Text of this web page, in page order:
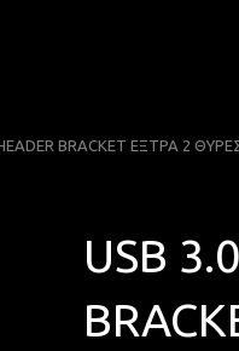
BRACKET ΕΞΤΡΑ 2
USB